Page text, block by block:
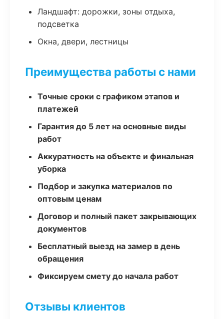
Ландшафт: дорожки, зоны отдыха,
подсветка
Окна, двери, лестницы
Преимущества работы с нами
Точные сроки с графиком этапов и
платежей
Гарантия до 5 лет на основные виды
работ
Аккуратность на объекте и финальная
уборка
Подбор и закупка материалов по
оптовым ценам
Договор и полный пакет закрывающих
документов
Бесплатный выезд на замер в день
обращения
Фиксируем смету до начала работ
Отзывы клиентов